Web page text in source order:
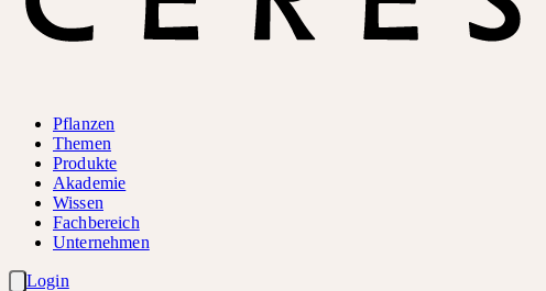
Pflanzen
Themen
Produkte
Akademie
Wissen
Fachbereich
Unternehmen
Login